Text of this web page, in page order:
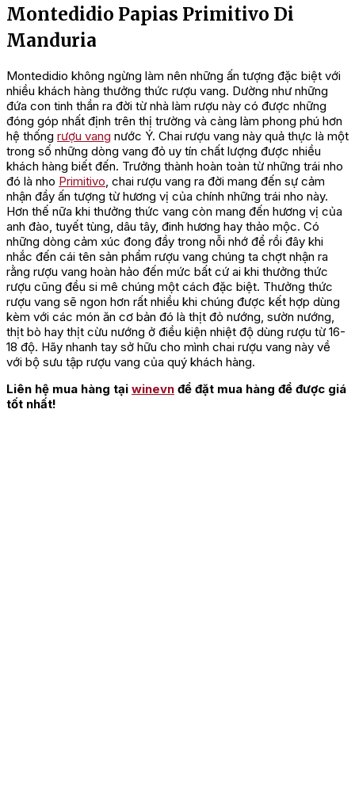
Montedidio Papias Primitivo Di
Manduria
Montedidio không ngừng làm nên những ấn tượng đặc biệt với
nhiều khách hàng thưởng thức rượu vang. Dường như những
đứa con tinh thần ra đời từ nhà làm rượu này có được những
đóng góp nhất định trên thị trường và càng làm phong phú hơn
hệ thống rượu vang nước Ý. Chai rượu vang này quả thực là một
trong số những dòng vang đỏ uy tín chất lượng được nhiều
khách hàng biết đến. Trưởng thành hoàn toàn từ những trái nho
đó là nho Primitivo, chai rượu vang ra đời mang đến sự cảm
nhận đầy ấn tượng từ hương vị của chính những trái nho này.
Hơn thế nữa khi thưởng thức vang còn mang đến hương vị của
anh đào, tuyết tùng, dâu tây, đinh hương hay thảo mộc. Có
những dòng cảm xúc đong đầy trong nỗi nhớ để rồi đây khi
nhắc đến cái tên sản phẩm rượu vang chúng ta chợt nhận ra
rằng rượu vang hoàn hảo đến mức bất cứ ai khi thưởng thức
rượu cũng đều si mê chúng một cách đặc biệt. Thưởng thức
rượu vang sẽ ngon hơn rất nhiều khi chúng được kết hợp dùng
kèm với các món ăn cơ bản đó là thịt đỏ nướng, sườn nướng,
thịt bò hay thịt cừu nướng ở điều kiện nhiệt độ dùng rượu từ 16-
18 độ. Hãy nhanh tay sở hữu cho mình chai rượu vang này về
với bộ sưu tập rượu vang của quý khách hàng.
Liên hệ mua hàng tại winevn để đặt mua hàng để được giá
tốt nhất!